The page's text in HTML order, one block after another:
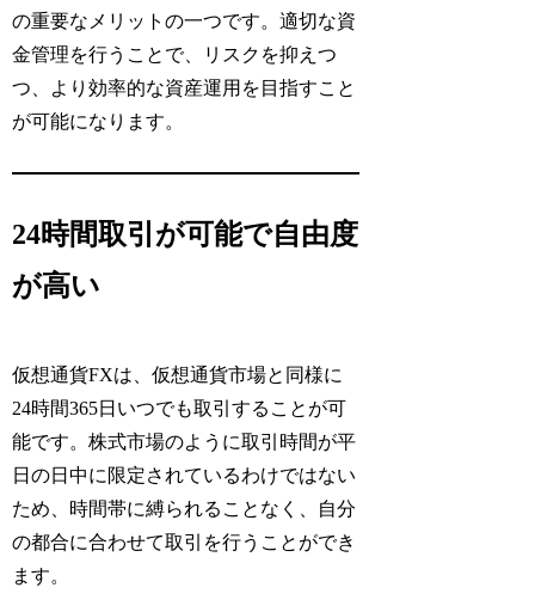
の重要なメリットの一つです。適切な資
金管理を行うことで、リスクを抑えつ
つ、より効率的な資産運用を目指すこと
が可能になります。
24時間取引が可能で自由度
が高い
仮想通貨FXは、仮想通貨市場と同様に
24時間365日いつでも取引することが可
能です。株式市場のように取引時間が平
日の日中に限定されているわけではない
ため、時間帯に縛られることなく、自分
の都合に合わせて取引を行うことができ
ます。